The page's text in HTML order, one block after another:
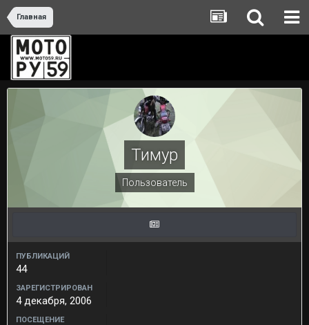
Главная
Тимур
Пользователь
ПУБЛИКАЦИЙ
44
ЗАРЕГИСТРИРОВАН
4 декабря, 2006
ПОСЕЩЕНИЕ